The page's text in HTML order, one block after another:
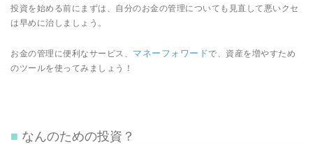
投資を始める前にまずは、自分のお金の管理についても見直して悪いクセ
は早めに治しましょう。
お金の管理に便利なサービス、 マネーフォワードで、資産を増やすため
のツールを使ってみましょう！
なんのための投資？